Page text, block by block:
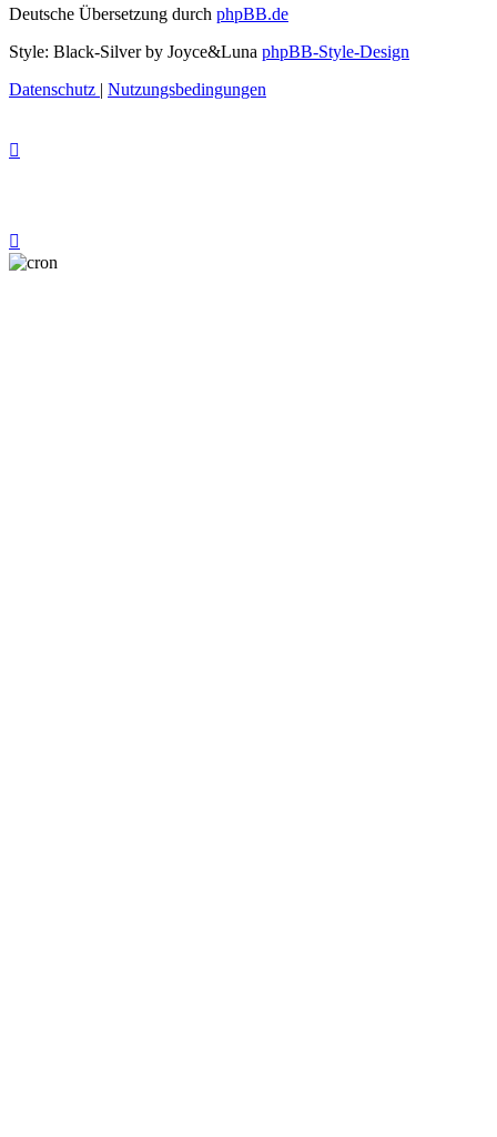
Deutsche Übersetzung durch phpBB.de
Style: Black-Silver by Joyce&Luna phpBB-Style-Design
Datenschutz | Nutzungsbedingungen